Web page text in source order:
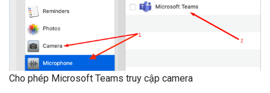
Cho phép Microsoft Teams truy cập camera